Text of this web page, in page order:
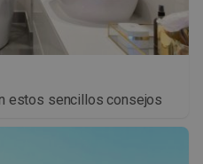
estos sencillos consejos